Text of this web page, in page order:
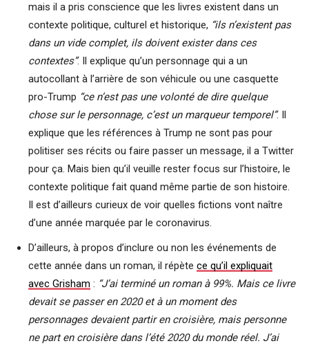
mais il a pris conscience que les livres existent dans un
contexte politique, culturel et historique, “ils n’existent pas
dans un vide complet, ils doivent exister dans ces
contextes”. Il explique qu’un personnage qui a un
autocollant à l’arrière de son véhicule ou une casquette
pro-Trump “ce n’est pas une volonté de dire quelque
chose sur le personnage, c’est un marqueur temporel”. Il
explique que les références à Trump ne sont pas pour
politiser ses récits ou faire passer un message, il a Twitter
pour ça. Mais bien qu’il veuille rester focus sur l’histoire, le
contexte politique fait quand même partie de son histoire.
Il est d’ailleurs curieux de voir quelles fictions vont naître
d’une année marquée par le coronavirus.
D’ailleurs, à propos d’inclure ou non les événements de
cette année dans un roman, il répète ce qu’il expliquait
avec Grisham : “J’ai terminé un roman à 99%. Mais ce livre
devait se passer en 2020 et à un moment des
personnages devaient partir en croisière, mais personne
ne part en croisière dans l’été 2020 du monde réel. J’ai